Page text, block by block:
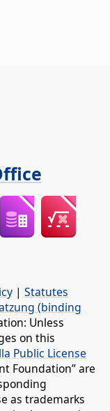
| Statutes
(binding
Unless
on this
Public License
Foundation” are
as trademarks